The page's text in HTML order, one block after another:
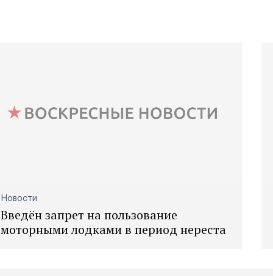
Новости
Введён запрет на пользование
моторными лодками в период нереста